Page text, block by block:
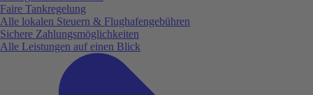
Faire Tankregelung
Alle lokalen Steuern & Flughafengebühren
Sichere Zahlungsmöglichkeiten
Alle Leistungen auf einen Blick